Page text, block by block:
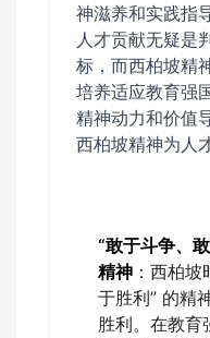
神滋养和实践指
人才贡献无疑是
标，而西柏坡精
培养适应教育强
精神动力和价值
西柏坡精神为人
“敢于斗争、
精神 ：西柏
于胜利” 的精
胜利。在教育